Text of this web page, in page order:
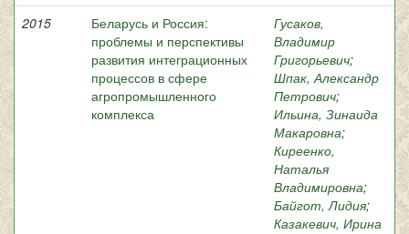
2015
Беларусь и Россия:
проблемы и перспективы
развития интеграционных
процессов в сфере
агропромышленного
комплекса
Гусаков,
Владимир
Григорьевич;
Шпак, Александр
Петрович;
Ильина, Зинаида
Макаровна;
Киреенко,
Наталья
Владимировна;
Байгот, Лидия;
Казакевич, Ирина